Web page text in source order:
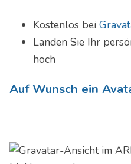
Kostenlos bei
Landen Sie Ihr
hoch
Auf Wunsch ein